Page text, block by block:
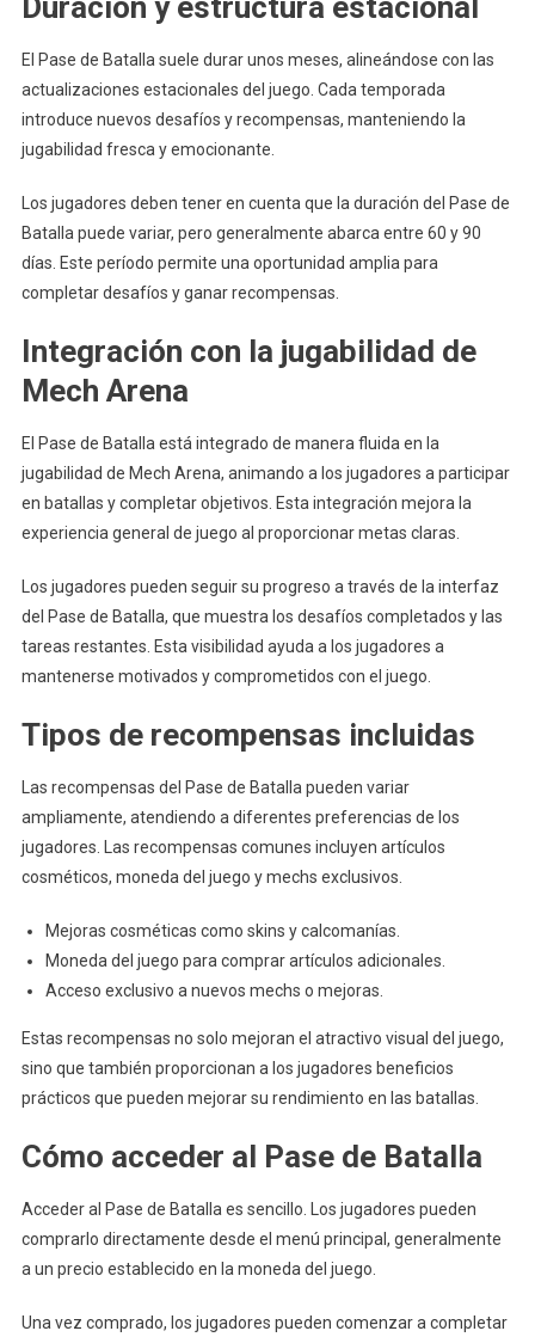
Duración y estructura estacional
El Pase de Batalla suele durar unos meses, alineándose con las
actualizaciones estacionales del juego. Cada temporada
introduce nuevos desafíos y recompensas, manteniendo la
jugabilidad fresca y emocionante.
Los jugadores deben tener en cuenta que la duración del Pase de
Batalla puede variar, pero generalmente abarca entre 60 y 90
días. Este período permite una oportunidad amplia para
completar desafíos y ganar recompensas.
Integración con la jugabilidad de
Mech Arena
El Pase de Batalla está integrado de manera fluida en la
jugabilidad de Mech Arena, animando a los jugadores a participar
en batallas y completar objetivos. Esta integración mejora la
experiencia general de juego al proporcionar metas claras.
Los jugadores pueden seguir su progreso a través de la interfaz
del Pase de Batalla, que muestra los desafíos completados y las
tareas restantes. Esta visibilidad ayuda a los jugadores a
mantenerse motivados y comprometidos con el juego.
Tipos de recompensas incluidas
Las recompensas del Pase de Batalla pueden variar
ampliamente, atendiendo a diferentes preferencias de los
jugadores. Las recompensas comunes incluyen artículos
cosméticos, moneda del juego y mechs exclusivos.
Mejoras cosméticas como skins y calcomanías.
Moneda del juego para comprar artículos adicionales.
Acceso exclusivo a nuevos mechs o mejoras.
Estas recompensas no solo mejoran el atractivo visual del juego,
sino que también proporcionan a los jugadores beneficios
prácticos que pueden mejorar su rendimiento en las batallas.
Cómo acceder al Pase de Batalla
Acceder al Pase de Batalla es sencillo. Los jugadores pueden
comprarlo directamente desde el menú principal, generalmente
a un precio establecido en la moneda del juego.
Una vez comprado, los jugadores pueden comenzar a completar